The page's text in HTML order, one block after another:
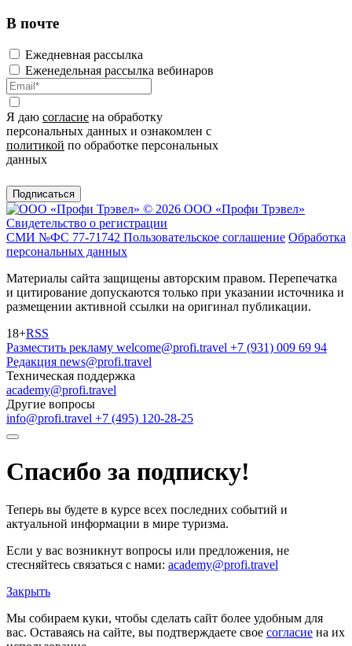
В почте
Ежедневная рассылка
Еженедельная рассылка вебинаров
Я даю согласие на обработку
персональных данных и ознакомлен с
политикой по обработке персональных
данных
Подписаться
© 2026 ООО «Профи Трэвeл»
Свидетельство о регистрации
СМИ №ФС 77-71742 Пользовательское соглашение Обработка
персональных данных
Материалы сайта защищены авторским правом. Перепечатка
и цитирование допускаются только при указании источника и
размещении активной ссылки на оригинал публикации.
18+RSS
Разместить рекламу welcome@profi.travel +7 (931) 009 69 94
Редакция news@profi.travel
Техническая поддержка
academy@profi.travel
Другие вопросы
info@profi.travel +7 (495) 120-28-25
Спасибо за подписку!
Теперь вы будете в курсе всех последних событий и
актуальной информации в мире туризма.
Если у вас возникнут вопросы или предложения, не
стесняйтесь связаться с нами: academy@profi.travel
Закрыть
Мы собираем куки, чтобы сделать сайт более удобным для
вас. Оставаясь на сайте, вы подтверждаете свое согласие на их